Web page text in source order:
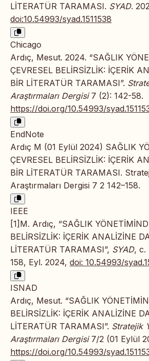
LİTERATÜR TARAMASI. SYAD.
doi:10.54993/syad.1511538
Chicago
Ardıç, Mesut. 2024. “SAĞLIK
ÇEVRESEL BELİRSİZLİK: İÇERİK
BİR LİTERATÜR TARAMASI”.
Araştırmaları Dergisi7 (2): 142-58.
https://doi.org/10.54993/
EndNote
Ardıç M (01 Eylül 2024) SAĞLIK
ÇEVRESEL BELİRSİZLİK: İÇERİK
BİR LİTERATÜR TARAMASI.
Araştırmaları Dergisi 7 2 142–158.
IEEE
[1]M. Ardıç, “SAĞLIK
BELİRSİZLİK: İÇERİK ANALİZİNE
LİTERATÜR TARAMASI”, SYAD, c.
158, Eyl. 2024, doi: 10.54993/
ISNAD
Ardıç, Mesut. “SAĞLIK
BELİRSİZLİK: İÇERİK ANALİZİNE
LİTERATÜR TARAMASI”. Stratejik
Araştırmaları Dergisi7/2 (01 Eylül
https://doi.org/10.54993/